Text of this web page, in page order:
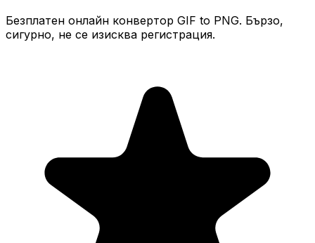
Безплатен онлайн конвертор GIF to PNG. Бързо,
сигурно, не се изисква регистрация.